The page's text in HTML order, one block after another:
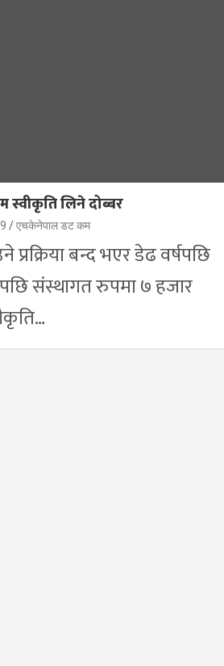
स्वीकृति लिने दोब्बर
एचकेनेपाल डट कम
प्रक्रिया बन्द भएर डेढ वर्षपछि
संस्थागत रुपमा ७ हजार